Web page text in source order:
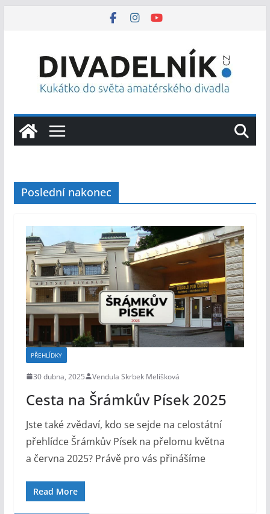
Poslední nakonec
PŘEHLÍDKY
30 dubna, 2025 Vendula Skrbek Melíšková
Cesta na Šrámkův Písek 2025
Jste také zvědaví, kdo se sejde na celostátní
přehlídce Šrámkův Písek na přelomu května
a června 2025? Právě pro vás přinášíme
Read More